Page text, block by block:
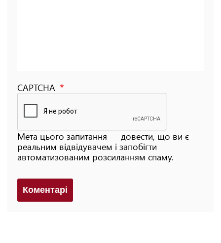
CAPTCHA
Мета цього запитання — довести, що ви є
реальним відвідувачем і запобігти
автоматизованим розсиланням спаму.
Коментарi